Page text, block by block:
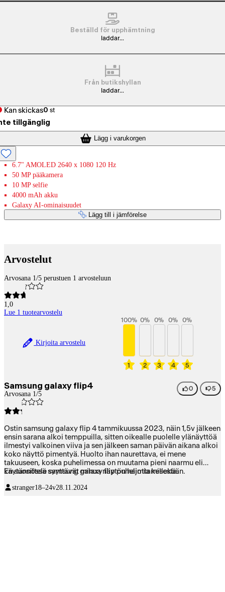
Beställd för upphämtning
laddar...
Från butikshyllan
laddar...
Kan skickas0 st
tillgänglig
Lägg i varukorgen
6.7" AMOLED 2640 x 1080 120 Hz
50 MP pääkamera
10 MP selfie
4000 mAh akku
Galaxy AI-ominaisuudet
Lägg till i jämförelse
Arvostelut
Arvosana 1/5 perustuen 1 arvosteluun
1,0
Lue 1 tuotearvostelu
Kirjoita arvostelu
1
100%
2
0%
3
0%
4
0%
5
0%
Samsung galaxy flip4
Arvosana 1/5
0 5
Ostin samsung galaxy flip 4 tammikuussa 2023, näin 1,5v jälkeen
ensin sarana alkoi temppuilla, sitten oikealle puolelle ylänäyttöä
ilmestyi valkoinen viiva ja sen jälkeen saman päivän aikana alkoi
koko näyttö pimentyä. Huolto ihan naurettava, ei mene
takuuseen, koska puhelimessa on muutama pieni naarmu eli
käytännössä syyttävät minua näytön hajottamisesta.
En suosittele samsung galaxy flip puhelimia kellekään.
stranger18–24v28.11.2024